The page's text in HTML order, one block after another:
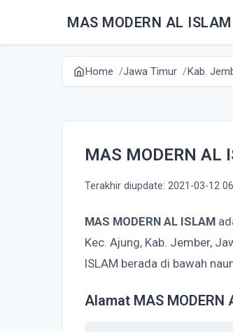
MAS MODERN AL ISLAM
Home Jawa Timur Kab.
MAS MODERN AL
Terakhir diupdate: 2021-03-12
MAS MODERN AL ISLAM
Kec. Ajung, Kab. Jember,
ISLAM berada di bawah
Alamat MAS MODERN